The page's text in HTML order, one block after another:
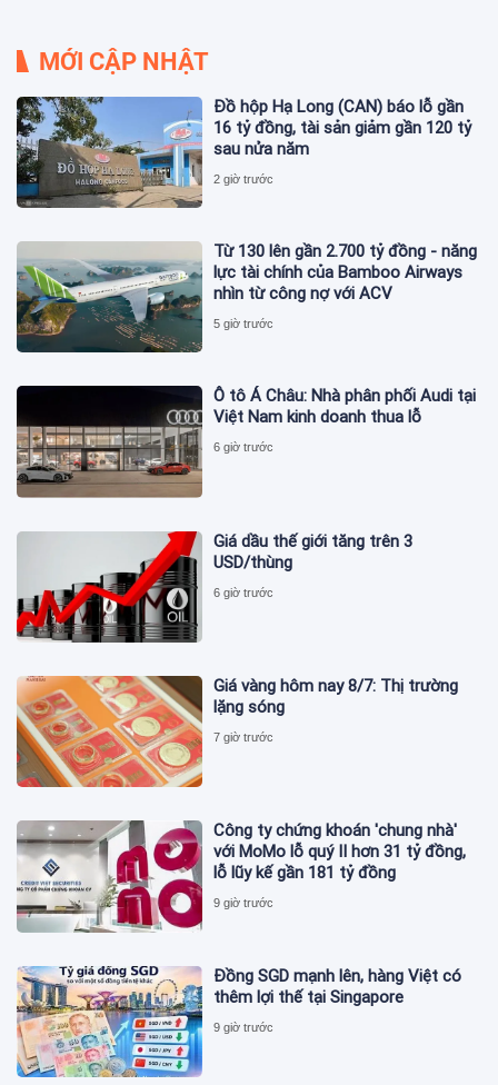
MỚI CẬP NHẬT
Đồ hộp Hạ Long (CAN) báo lỗ gần
16 tỷ đồng, tài sản giảm gần 120 tỷ
sau nửa năm
2 giờ trước
Từ 130 lên gần 2.700 tỷ đồng - năng
lực tài chính của Bamboo Airways
nhìn từ công nợ với ACV
5 giờ trước
Ô tô Á Châu: Nhà phân phối Audi tại
Việt Nam kinh doanh thua lỗ
6 giờ trước
Giá dầu thế giới tăng trên 3
USD/thùng
6 giờ trước
Giá vàng hôm nay 8/7: Thị trường
lặng sóng
7 giờ trước
Công ty chứng khoán 'chung nhà'
với MoMo lỗ quý II hơn 31 tỷ đồng,
lỗ lũy kế gần 181 tỷ đồng
9 giờ trước
Đồng SGD mạnh lên, hàng Việt có
thêm lợi thế tại Singapore
9 giờ trước